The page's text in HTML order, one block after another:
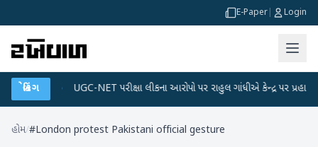
E-Paper Login
બ્રેકિંગ
પ્લાન UGC-NET પરીક્ષા લીકના આરોપો પર રાહુલ ગાંધીએ કેન્દ્ર પર પ્રહાર કર્યા
હોમ/#London protest Pakistani official gesture